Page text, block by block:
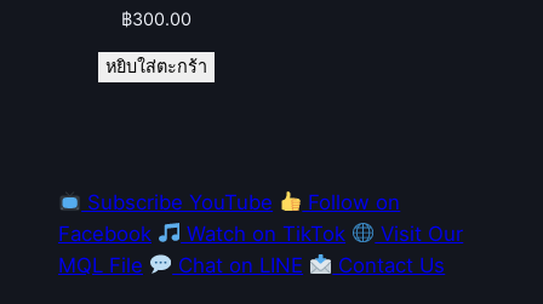
฿300.00
หยิบใส่ตะกร้า
Subscribe YouTube
Follow on
Facebook
Watch on TikTok
Visit Our
MQL File
Chat on LINE Contact Us